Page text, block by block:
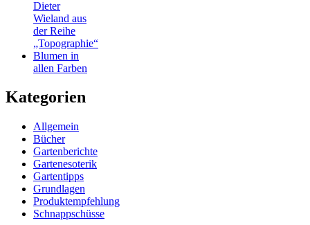
Dieter
Wieland aus
der Reihe
„Topographie“
Blumen in
allen Farben
Kategorien
Allgemein
Bücher
Gartenberichte
Gartenesoterik
Gartentipps
Grundlagen
Produktempfehlung
Schnappschüsse